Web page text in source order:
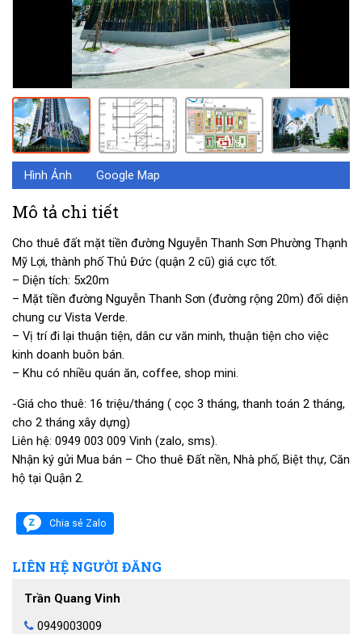
Hình Ảnh Google Map
Mô tả chi tiết
Cho thuê đất mặt tiền đường Nguyễn Thanh Sơn Phường Thạnh
Mỹ Lợi, thành phố Thủ Đức (quận 2 cũ) giá cực tốt.
– Diện tích: 5x20m
– Mặt tiền đường Nguyễn Thanh Sơn (đường rộng 20m) đối diện
chung cư Vista Verde.
– Vị trí đi lại thuận tiện, dân cư văn minh, thuận tiện cho việc
kinh doanh buôn bán.
– Khu có nhiều quán ăn, coffee, shop mini.
-Giá cho thuê: 16 triệu/tháng ( cọc 3 tháng, thanh toán 2 tháng,
cho 2 tháng xây dựng)
Liên hệ: 0949 003 009 Vinh (zalo, sms).
Nhận ký gửi Mua bán – Cho thuê Đất nền, Nhà phố, Biệt thự, Căn
hộ tại Quận 2.
Chia sẻ Zalo
LIÊN HỆ NGƯỜI ĐĂNG
Trần Quang Vinh
0949003009